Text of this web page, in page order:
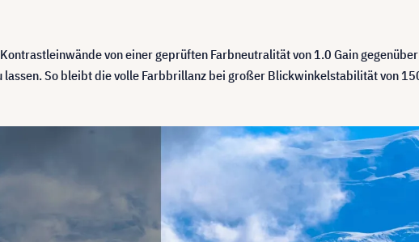
von einer geprüften Farbneutralität von 1.0 Gain
So bleibt die volle Farbbrillanz bei großer Blickwinkelstabilität von